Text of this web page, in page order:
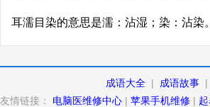
耳濡目染的意思是濡：沾湿；染：沾
成语大全 | 成语故事 |
友情链接：
电脑医维修中心 | 苹果手机维修 |